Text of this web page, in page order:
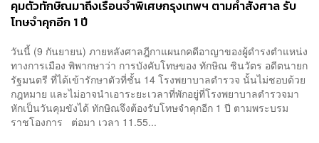
คุมตัวทักษิณมาถึงเรือนจำพิเศษกรุงเทพฯ ตามคำสั่งศาล รับ
โทษจำคุกอีก 1 ปี
วันนี้ (9 กันยายน) ภายหลังศาลฎีกาแผนกคดีอาญาของผู้ดำรงตำแหน่ง
ทางการเมือง พิพากษาว่า การบังคับโทษของ ทักษิณ ชินวัตร อดีตนายก
รัฐมนตรี ที่ได้เข้ารักษาตัวที่ชั้น 14 โรงพยาบาลตำรวจ นั้นไม่ชอบด้วย
กฎหมาย และไม่อาจนำเอาระยะเวลาที่พักอยู่ที่โรงพยาบาลตำรวจมา
หักเป็นวันคุมขังได้ ทักษิณจึงต้องรับโทษจำคุกอีก 1 ปี ตามพระบรม
ราชโองการ ต่อมา เวลา 11.55...